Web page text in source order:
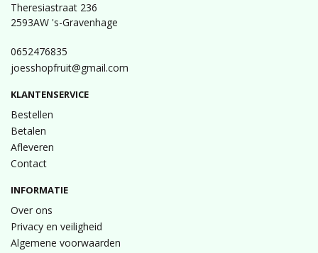
Theresiastraat 236
2593AW 's-Gravenhage
0652476835
joesshopfruit@gmail.com
KLANTENSERVICE
Bestellen
Betalen
Afleveren
Contact
INFORMATIE
Over ons
Privacy en veiligheid
Algemene voorwaarden